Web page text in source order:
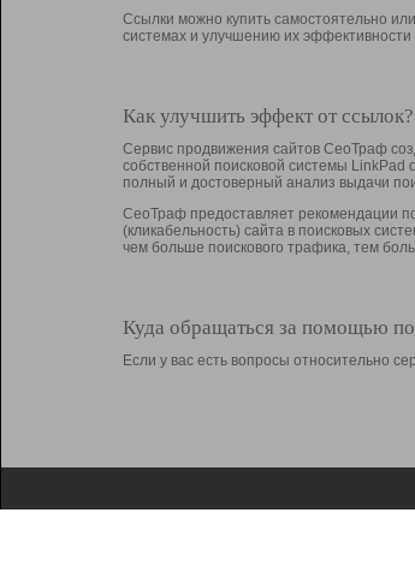
Ссылки можно купить самостоятельно
системах и улучшению их эффективности
Как улучшить эффект от ссылок?
Сервис продвижения сайтов СеоТраф
собственной поисковой системы
полный и достоверный анализ выдачи
СеоТраф предоставляет рекомендации
(кликабельность) сайта в поисковых
чем больше поискового трафика, тем
Куда обращаться за помощью
Если у вас есть вопросы относительно